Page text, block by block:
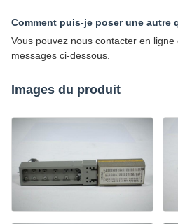
Comment puis-je poser une autre
Vous pouvez nous contacter en
messages ci-dessous.
Images du produit